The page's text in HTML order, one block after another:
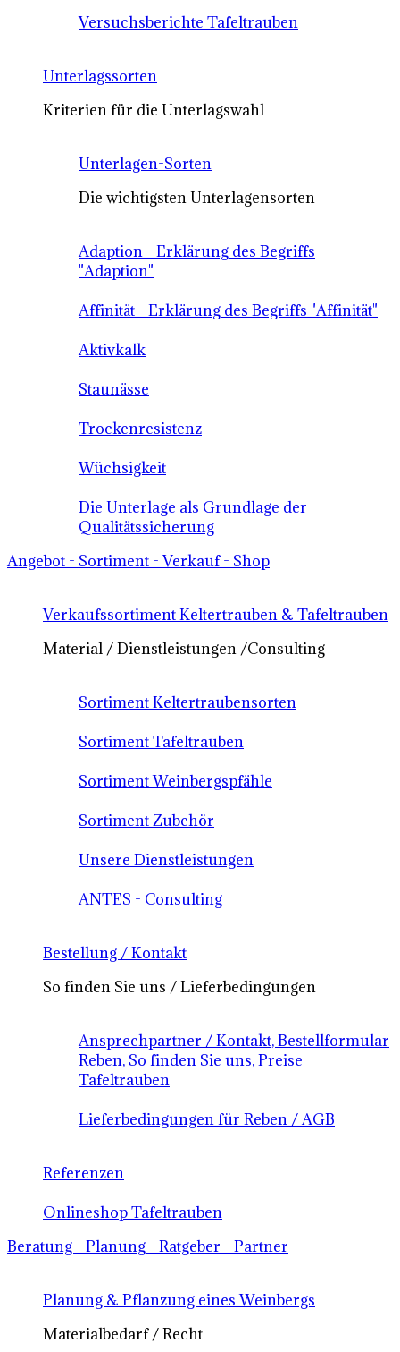
Versuchsberichte Tafeltrauben
Unterlagssorten
Kriterien für die Unterlagswahl
Unterlagen-Sorten
Die wichtigsten Unterlagensorten
Adaption - Erklärung des Begriffs
"Adaption"
Affinität - Erklärung des Begriffs "Affinität"
Aktivkalk
Staunässe
Trockenresistenz
Wüchsigkeit
Die Unterlage als Grundlage der
Qualitätssicherung
Angebot - Sortiment - Verkauf - Shop
Verkaufssortiment Keltertrauben & Tafeltrauben
Material / Dienstleistungen /Consulting
Sortiment Keltertraubensorten
Sortiment Tafeltrauben
Sortiment Weinbergspfähle
Sortiment Zubehör
Unsere Dienstleistungen
ANTES - Consulting
Bestellung / Kontakt
So finden Sie uns / Lieferbedingungen
Ansprechpartner / Kontakt, Bestellformular
Reben, So finden Sie uns, Preise
Tafeltrauben
Lieferbedingungen für Reben / AGB
Referenzen
Onlineshop Tafeltrauben
Beratung - Planung - Ratgeber - Partner
Planung & Pflanzung eines Weinbergs
Materialbedarf / Recht